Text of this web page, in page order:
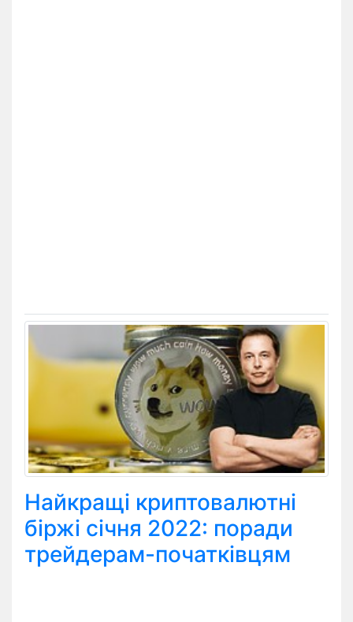
Найкращі криптовалютні
біржі січня 2022: поради
трейдерам-початківцям